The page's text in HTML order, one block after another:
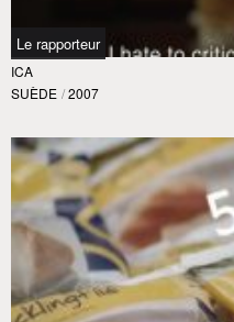
Le rapporteur
ICA
SUÈDE / 2007